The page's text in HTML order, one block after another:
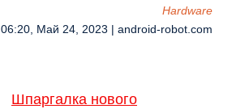
Hardware
06:20, Май 24, 2023 | android-robot.com
Шпаргалка нового